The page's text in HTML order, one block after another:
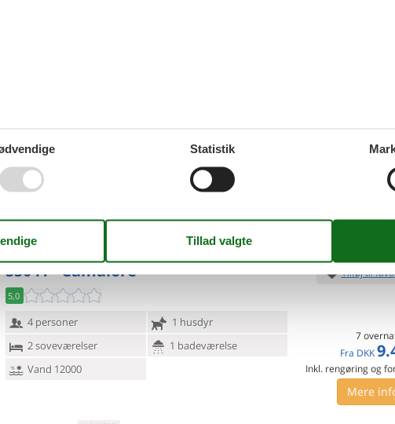
5 soveværelser
Vand 14000
DKK
Inkl. rengøring og
55041 - Camaiore
5,0
4 personer
1 husdyr
2 soveværelser
1 badeværelse
Vand 12000
Tilføj til
7
Fra DKK
Inkl. rengøring og
Mere
Statistik